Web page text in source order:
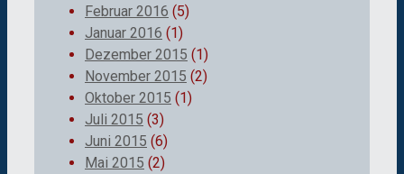
Februar 2016 (5)
Januar 2016 (1)
Dezember 2015 (1)
November 2015 (2)
Oktober 2015 (1)
Juli 2015 (3)
Juni 2015 (6)
Mai 2015 (2)